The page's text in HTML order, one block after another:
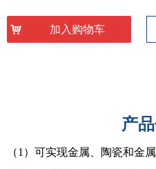
产
（1）可实现金属、陶瓷和金
낙 加入购物车